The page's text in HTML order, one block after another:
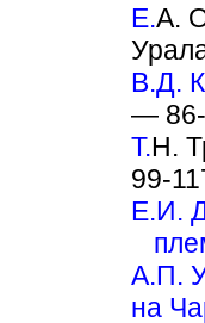
Е.А.
B.Д.
—
Т.Н.
99-
Е.И.
A.П.
на